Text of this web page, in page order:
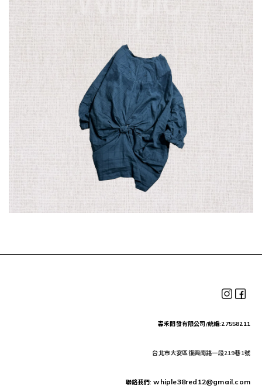
森禾開發有限公司/統編:27558211
台北市大安區復興南路一段219巷1號
聯絡我們:whiple38red12@gmail.com